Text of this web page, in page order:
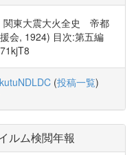
関東大震大火全史 帝都
会, 1924) 目次:第五編
(投稿一覧)
ルム検閲年報